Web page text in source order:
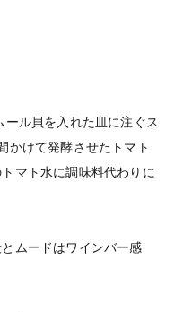
ール貝を入れた皿に注ぐス
かけて発酵させたトマト
マト水に調味料代わりに
ムードはワインバー感